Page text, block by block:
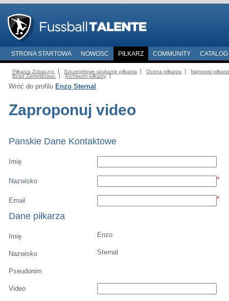
STRONA STARTOWA NOWOSC PIŁKARZ COMMUNITY CATALOG
Piłkarza Zobaczyc Szczegółowe szukanie piłkarza Ocena piłkarza
Najnowsi
Bzad Zameldowac
Archiwum piłkarzy
Wróć do profilu Enzo Sternal
Zaproponuj video
Panskie Dane Kontaktowe
Imię
Nazwisko *
Email *
Dane piłkarza
Imię Enzo
Nazwisko Sternal
Pseudonim
Video